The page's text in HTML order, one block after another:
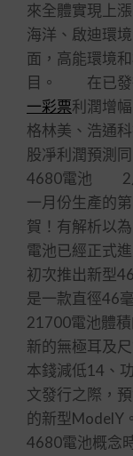
來全體實現上
海洋、啟迪環
面，高能環境
目。 在已發
一彩票利潤增
格林美、浩通
股凈利潤預測
4680電池 2月
一月份生產的
賀！有解析以
電池已經正式
初次推出新型
是一款直徑46
21700電池體
新的無極耳及
本錢減低14、
文發行之際，
的新型
4680電池概念